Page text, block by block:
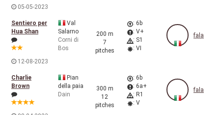
05-05-2023
Sentiero per
Hua Shan
12-08-2023
Val
Salarno
Corni di
Bos
200 m
7
pitches
: 6b
: V+
: S1
: VI
fala
Charlie
Brown
Pian
della paia
Dain
300 m
12
pitches
: 6b
: 6a+
: R1
: V
fala